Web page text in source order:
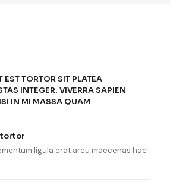
EST TORTOR SIT PLATEA
INTEGER. VIVERRA SAPIEN
IN MI MASSA QUAM
ligula erat arcu maecenas hac